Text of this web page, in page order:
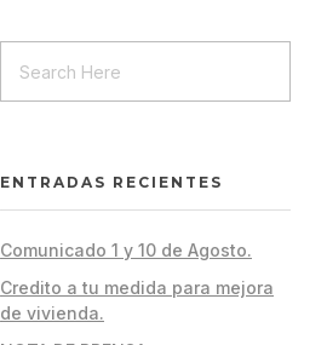
ENTRADAS RECIENTES
Comunicado 1 y 10 de Agosto.
Credito a tu medida para mejora
de vivienda.